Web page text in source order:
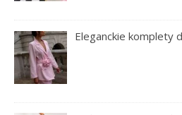
Eleganckie komplety